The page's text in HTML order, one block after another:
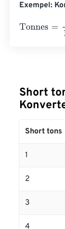
Exempel:
Tonnes
10
Short
Short tons
1
2
3
4